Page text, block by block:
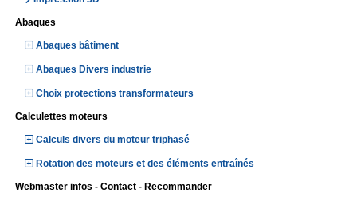
Abaques
Abaques bâtiment
Abaques Divers industrie
Choix protections transformateurs
Calculettes moteurs
Calculs divers du moteur triphasé
Rotation des moteurs et des éléments entraînés
Webmaster infos - Contact - Recommander